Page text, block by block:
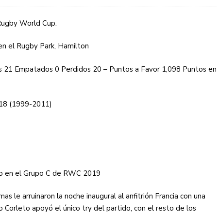
World Cup.
el Rugby Park, Hamilton
21 Empatados 0 Perdidos 20 – Puntos a Favor 1,098 Puntos en
(1999-2011)
en el Grupo C de RWC 2019
le arruinaron la noche inaugural al anfitrión Francia con una
Corleto apoyó el único try del partido, con el resto de los